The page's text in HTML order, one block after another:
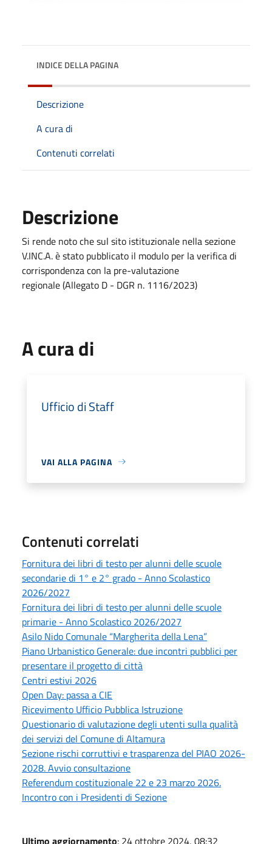
INDICE DELLA PAGINA
Descrizione
A cura di
Contenuti correlati
Descrizione
Si rende noto che sul sito istituzionale nella sezione
V.INC.A. è stato pubblicato il modulo per la verifica di
corrispondenza con la pre-valutazione
regionale (Allegato D - DGR n. 1116/2023)
A cura di
Ufficio di Staff
VAI ALLA PAGINA
Contenuti correlati
Fornitura dei libri di testo per alunni delle scuole
secondarie di 1° e 2° grado - Anno Scolastico
2026/2027
Fornitura dei libri di testo per alunni delle scuole
primarie - Anno Scolastico 2026/2027
Asilo Nido Comunale “Margherita della Lena”
Piano Urbanistico Generale: due incontri pubblici per
presentare il progetto di città
Centri estivi 2026
Open Day: passa a CIE
Ricevimento Ufficio Pubblica Istruzione
Questionario di valutazione degli utenti sulla qualità
dei servizi del Comune di Altamura
Sezione rischi corruttivi e trasparenza del PIAO 2026-
2028. Avvio consultazione
Referendum costituzionale 22 e 23 marzo 2026.
Incontro con i Presidenti di Sezione
Ultimo aggiornamento: 24 ottobre 2024, 08:32